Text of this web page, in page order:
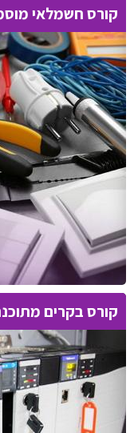
קורס חשמלאי
קורס בקרים